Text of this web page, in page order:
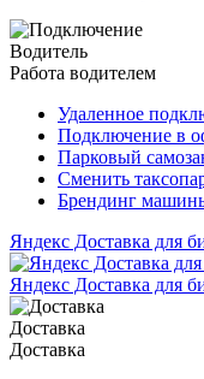
Водитель
Работа водителем
Удаленное
Подключение в
Парковый
Сменить
Брендинг
Яндекс Доставка для
Яндекс Доставка для
Доставка
Доставка